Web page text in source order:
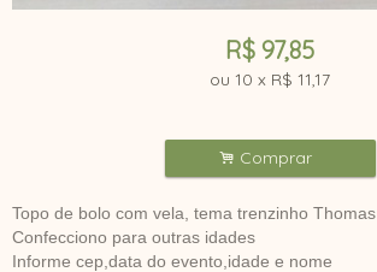
R$ 97,85
ou 10 x R$ 11,17
. Comprar
Topo de bolo com vela, tema trenzinho Thomas
Confecciono para outras idades
Informe cep,data do evento,idade e nome